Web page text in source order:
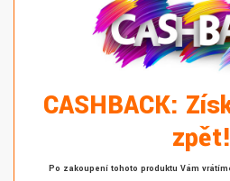
CASHBACK:
zpět!
Po zakoupení tohoto produktu Vám